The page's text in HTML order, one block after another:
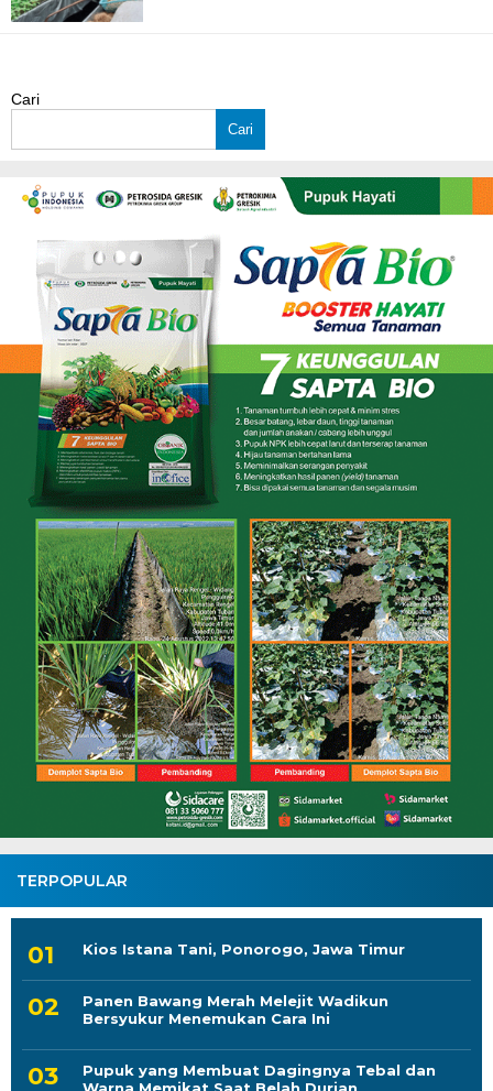
Cari
Cari
TERPOPULAR
Kios Istana Tani, Ponorogo, Jawa Timur
Panen Bawang Merah Melejit Wadikun
Bersyukur Menemukan Cara Ini
Pupuk yang Membuat Dagingnya Tebal dan